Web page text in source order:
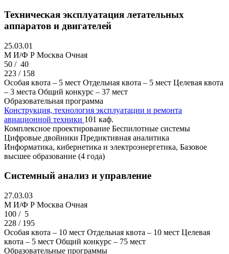
Техническая эксплуатация летательных
аппаратов и двигателей
25.03.01
M И/Ф Р Москва Очная
50 / 40
223 / 158
Особая квота – 5 мест Отдельная квота – 5 мест Целевая квота
– 3 места Общий конкурс – 37 мест
Образовательная программа
Конструкция, технология эксплуатации и ремонта
авиационной техники 101 каф.
Комплексное проектирование Беспилотные системы
Цифровые двойники Предиктивная аналитика
Информатика, кибернетика и электроэнергетика, Базовое
высшее образование (4 года)
Системный анализ и управление
27.03.03
M И/Ф Р Москва Очная
100 / 5
228 / 195
Особая квота – 10 мест Отдельная квота – 10 мест Целевая
квота – 5 мест Общий конкурс – 75 мест
Образовательные программы